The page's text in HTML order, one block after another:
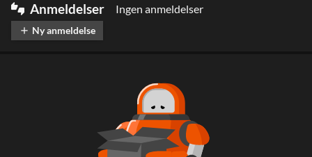
thumbs_up_down Anmeldelser Ingen anmeldelser
add Ny anmeldelse